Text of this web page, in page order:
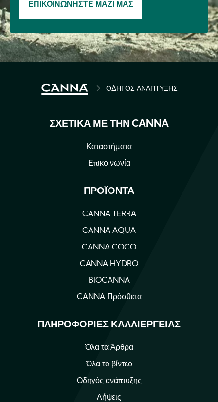
ΕΠΙΚΟΙΝΩΝΉΣΤΕ ΜΑΖΊ ΜΑΣ
BREADCRUMBΟΔΗΓΌΣ ΑΝΆΠΤΥΞΗΣ
ΣΧΕΤΙΚΆ ΜΕ ΤΗΝ CANNA
Καταστήματα
Επικοινωνία
ΠΡΟΪΌΝΤΑ
CANNA TERRA
CANNA AQUA
CANNA COCO
CANNA HYDRO
BIOCANNA
CANNA Πρόσθετα
ΠΛΗΡΟΦΟΡΊΕΣ ΚΑΛΛΙΈΡΓΕΙΑΣ
Όλα τα Άρθρα
Όλα τα βίντεο
Οδηγός ανάπτυξης
Λήψεις